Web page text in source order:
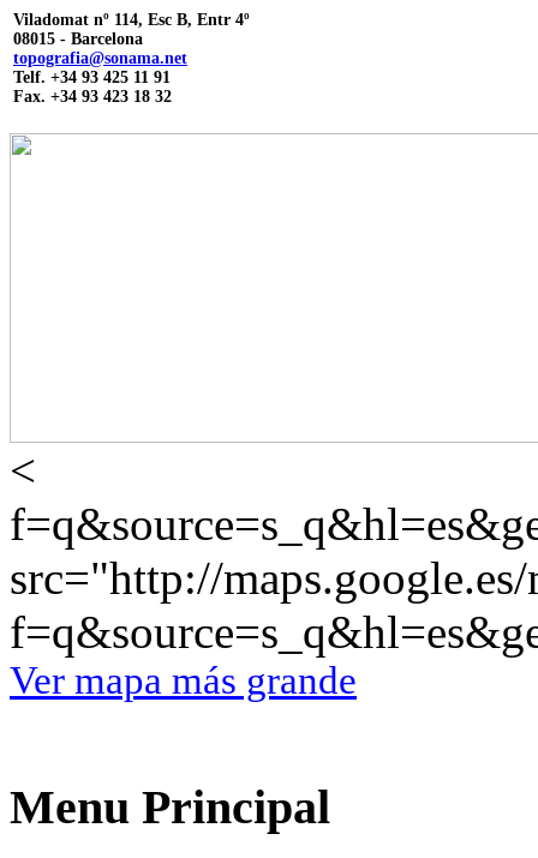
Viladomat nº 114, Esc B, Entr 4º
08015 - Barcelona
topografia@sonama.net
Telf. +34 93 425 11 91
Fax. +34 93 423 18 32
<
src="http://maps.google.es/
Ver mapa más grande
Menu Principal